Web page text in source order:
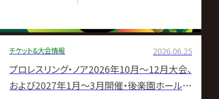
グ・
ノ
ア
チケット&大会情報 2026.06.25
プロレスリング・ノア2026年10月〜12月大会、
および2027年1月〜3月開催・後楽園ホール大